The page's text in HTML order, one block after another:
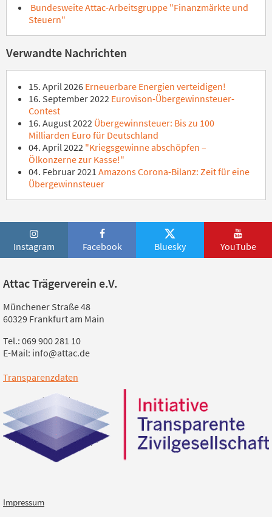
Bundesweite Attac-Arbeitsgruppe "Finanzmärkte und
Steuern"
Verwandte Nachrichten
15. April 2026 Erneuerbare Energien verteidigen!
16. September 2022 Eurovison-Übergewinnsteuer-
Contest
16. August 2022 Übergewinnsteuer: Bis zu 100
Milliarden Euro für Deutschland
04. April 2022 "Kriegsgewinne abschöpfen –
Ölkonzerne zur Kasse!"
04. Februar 2021 Amazons Corona-Bilanz: Zeit für eine
Übergewinnsteuer
Instagram Facebook Bluesky YouTube
Attac Trägerverein e.V.
Münchener Straße 48
60329 Frankfurt am Main
Tel.: 069 900 281 10
E-Mail: info@attac.de
Transparenzdaten
Impressum